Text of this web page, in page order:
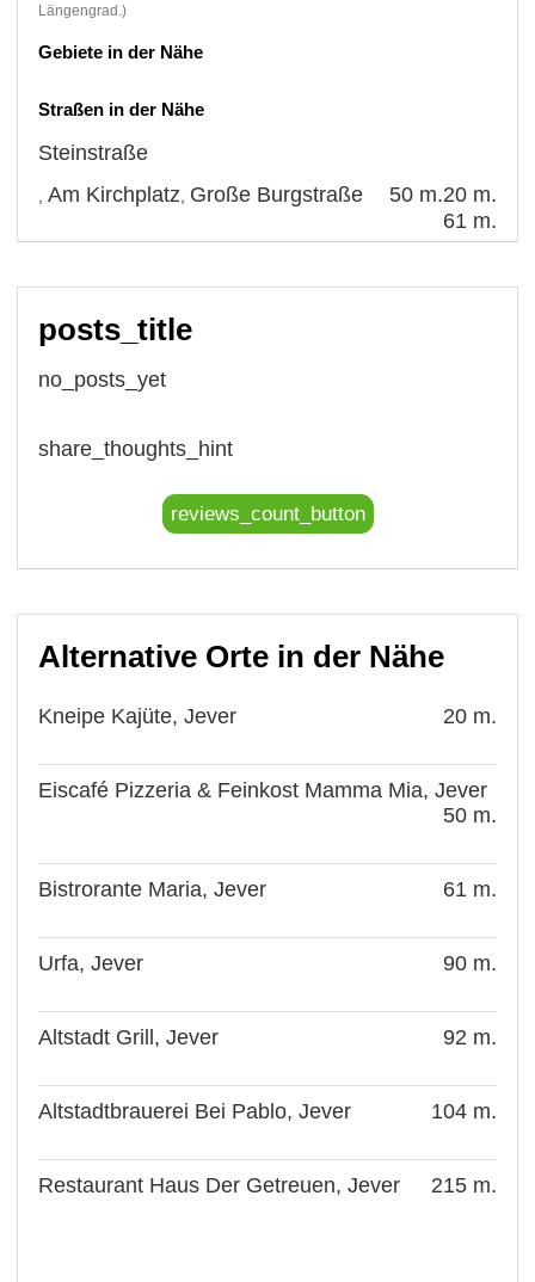
Längengrad.)
Gebiete in der Nähe
Straßen in der Nähe
Steinstraße
20 m.
,Am Kirchplatz 50 m.
Große Burgstraße
61 m.
posts_title
no_posts_yet
share_thoughts_hint
reviews_count_button
Alternative Orte in der Nähe
Kneipe Kajüte, Jever 20 m.
Eiscafé Pizzeria & Feinkost Mamma Mia, Jever
50 m.
Bistrorante Maria, Jever 61 m.
Urfa, Jever 90 m.
Altstadt Grill, Jever 92 m.
Altstadtbrauerei Bei Pablo, Jever 104 m.
Restaurant Haus Der Getreuen, Jever 215 m.